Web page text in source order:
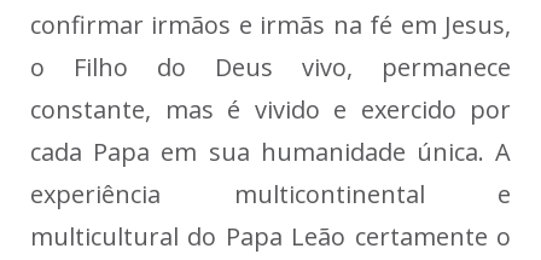
confirmar irmãos e irmãs na fé em Jesus,
o Filho do Deus vivo, permanece
constante, mas é vivido e exercido por
cada Papa em sua humanidade única. A
experiência multicontinental e
multicultural do Papa Leão certamente o